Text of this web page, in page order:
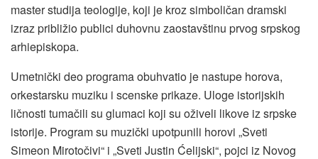
master studija teologije, koji je kroz simboličan dramski
izraz približio publici duhovnu zaostavštinu prvog srpskog
arhiepiskopa.
Umetnički deo programa obuhvatio je nastupe horova,
orkestarsku muziku i scenske prikaze. Uloge istorijskih
ličnosti tumačili su glumaci koji su oživeli likove iz srpske
istorije. Program su muzički upotpunili horovi „Sveti
Simeon Mirotočivi“ i „Sveti Justin Ćelijski“, pojci iz Novog